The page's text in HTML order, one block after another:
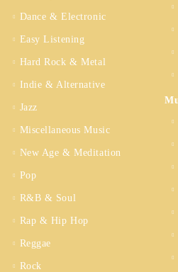
Dance & Electronic
Easy Listening
Hard Rock & Metal
Indie & Alternative
Jazz
Miscellaneous Music
New Age & Meditation
Pop
R&B & Soul
Rap & Hip Hop
Reggae
Rock